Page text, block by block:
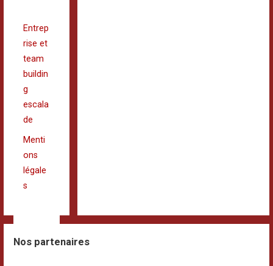
Entrep
rise et
team
buildin
g
escala
de
Menti
ons
légale
s
Nos partenaires